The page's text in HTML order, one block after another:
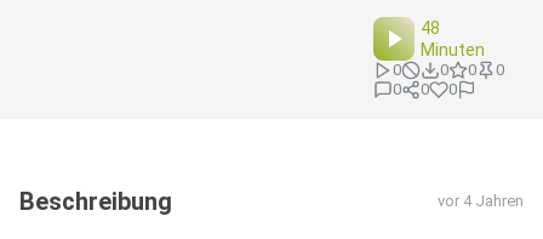
48
Minuten
0 0 0
0
0
0 0
Beschreibung vor 4 Jahren